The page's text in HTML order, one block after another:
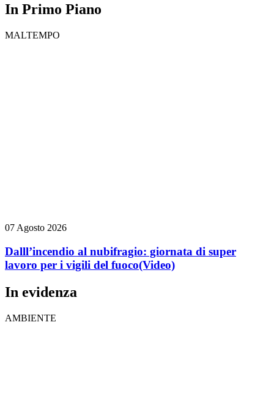
In Primo Piano
MALTEMPO
07 Agosto 2026
Dalll’incendio al nubifragio: giornata di super
lavoro per i vigili del fuoco(Video)
In evidenza
AMBIENTE